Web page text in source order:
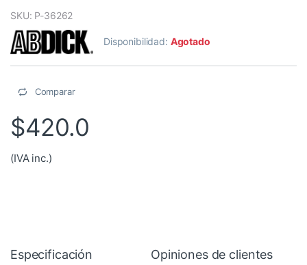
SKU: P-36262
Disponibilidad: Agotado
Comparar
$420.0
(IVA inc.)
Especificación Opiniones de clientes